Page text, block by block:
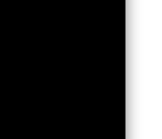
Раздельной
Ракитном